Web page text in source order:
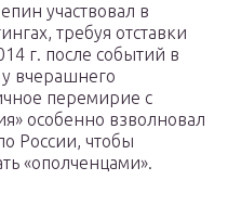
участвовал в
требуя отставки
г. после событий в
вчерашнего
перемирие с
особенно взволновал
России, чтобы
«ополченцами».